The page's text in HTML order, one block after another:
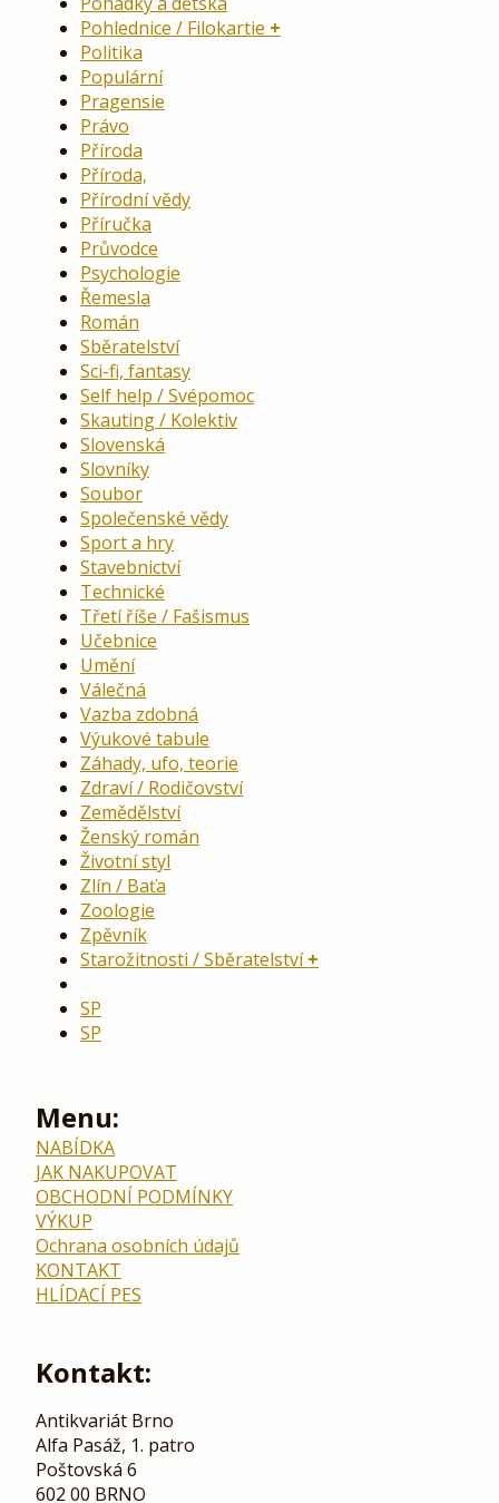
Pohlednice / Filokartie
Politika
Populární
Pragensie
Právo
Příroda
Příroda,
Přírodní vědy
Příručka
Průvodce
Psychologie
Řemesla
Román
Sběratelství
Sci-fi, fantasy
Self help / Svépomoc
Skauting / Kolektiv
Slovenská
Slovníky
Soubor
Společenské vědy
Sport a hry
Stavebnictví
Technické
Třetí říše / Fašismus
Učebnice
Umění
Válečná
Vazba zdobná
Výukové tabule
Záhady, ufo, teorie
Zdraví / Rodičovství
Zemědělství
Ženský román
Životní styl
Zlín / Baťa
Zoologie
Zpěvník
Starožitnosti / Sběratelství
SP
SP
Menu:
NABÍDKA
JAK NAKUPOVAT
OBCHODNÍ PODMÍNKY
VÝKUP
Ochrana osobních údajů
KONTAKT
HLÍDACÍ PES
Kontakt:
Antikvariát Brno
Alfa Pasáž, 1. patro
Poštovská 6
602 00 BRNO